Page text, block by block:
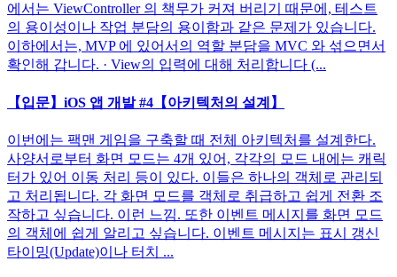
에서는 ViewController 의 책무가 커져 버리기 때문에, 테스트
의 용이성이나 작업 분담의 용이함과 같은 문제가 있습니다.
이하에서는, MVP 에 있어서의 역할 분담을 MVC 와 섞으면서
확인해 갑니다. · View의 입력에 대해 처리합니다 (...
【입문】iOS 앱 개발 #4【아키텍처의 설계】
이번에는 팩맨 게임을 구축할 때 전체 아키텍처를 설계한다.
사양서로부터 화면 모드는 4개 있어, 각각의 모드 내에는 캐릭
터가 있어 이동 처리 등이 있다. 이들은 하나의 객체로 관리되
고 처리됩니다. 각 화면 모드를 객체로 취급하고 쉽게 전환 조
작하고 싶습니다. 이런 느낌. 또한 이벤트 메시지를 화면 모드
의 객체에 쉽게 알리고 싶습니다. 이벤트 메시지는 표시 갱신
타이밍(Update)이나 터치 ...